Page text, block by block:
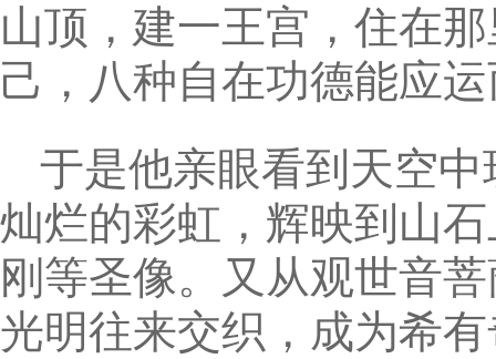
山顶，建一王宫，住在
己，八种自在功德能应
于是他亲眼看到天空
灿烂的彩虹，辉映到山
刚等圣像。又从观世音
光明往来交织，成为希